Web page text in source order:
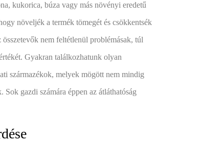
kukorica, búza vagy más növényi eredetű
növeljék a termék tömegét és csökkentsék
nem feltétlenül problémásak, túl
Gyakran találkozhatunk olyan
származékok, melyek mögött nem mindig
gazdi számára éppen az átláthatóság